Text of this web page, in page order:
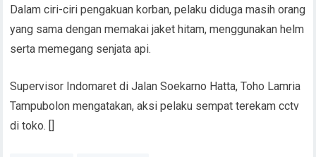
Dalam ciri-ciri pengakuan korban, pelaku diduga masih orang
yang sama dengan memakai jaket hitam, menggunakan helm
serta memegang senjata api.
Supervisor Indomaret di Jalan Soekarno Hatta, Toho Lamria
Tampubolon mengatakan, aksi pelaku sempat terekam cctv
di toko. []